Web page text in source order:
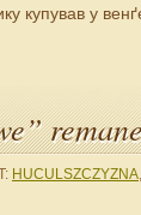
купував у
HUCULSZCZYZNA,